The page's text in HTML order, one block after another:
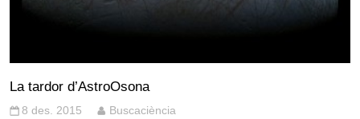
La tardor d’AstroOsona
8 des. 2015 Buscaciència